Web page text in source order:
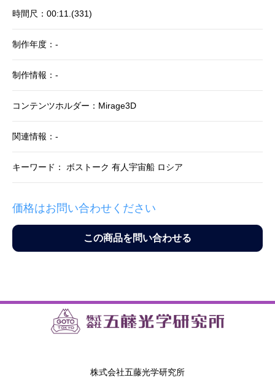
時間尺：00:11.(331)
制作年度：-
制作情報：-
コンテンツホルダー：Mirage3D
関連情報：-
キーワード： ボストーク 有人宇宙船 ロシア
価格はお問い合わせください
この商品を問い合わせる
株式会社五藤光学研究所